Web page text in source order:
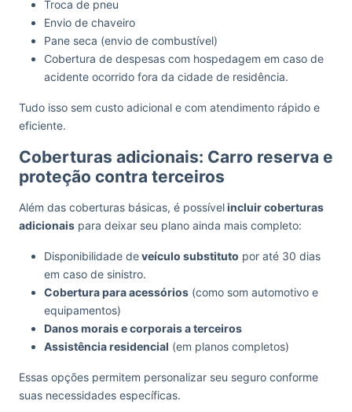
Troca de pneu
Envio de chaveiro
Pane seca (envio de combustível)
Cobertura de despesas com hospedagem em caso de
acidente ocorrido fora da cidade de residência.
Tudo isso sem custo adicional e com atendimento rápido e
eficiente.
Coberturas adicionais: Carro reserva e
proteção contra terceiros
Além das coberturas básicas, é possívelincluir coberturas
adicionais para deixar seu plano ainda mais completo:
Disponibilidade deveículo substituto por até 30 dias
em caso de sinistro.
Cobertura para acessórios (como som automotivo e
equipamentos)
Danos morais e corporais a terceiros
Assistência residencial (em planos completos)
Essas opções permitem personalizar seu seguro conforme
suas necessidades específicas.